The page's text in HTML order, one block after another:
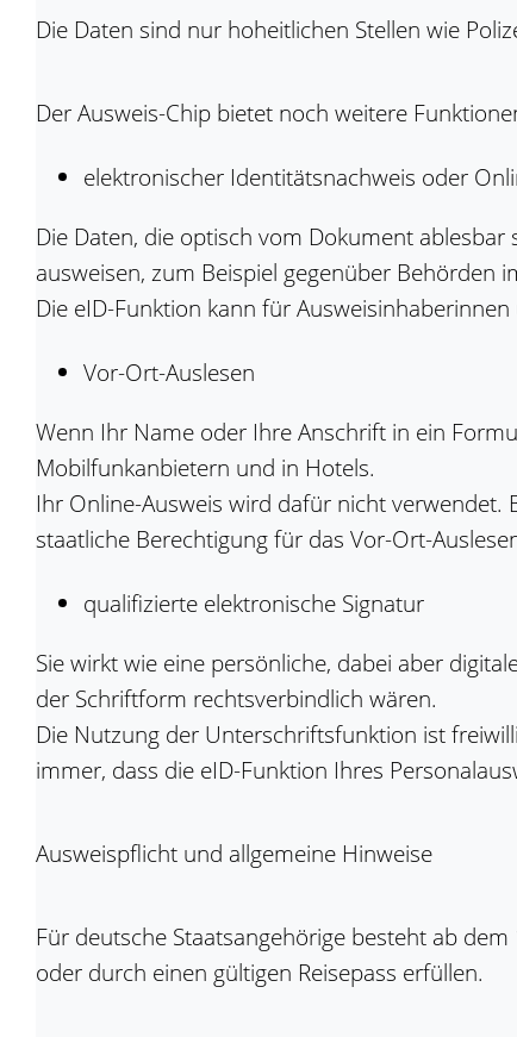
Die Daten sind nur hoheitlichen Stellen wie
Der Ausweis-Chip bietet noch weitere
elektronischer Identitätsnachweis oder
Die Daten, die optisch vom Dokument
ausweisen, zum Beispiel gegenüber Behörden
Die eID-Funktion kann für
Vor-Ort-Auslesen
Wenn Ihr Name oder Ihre Anschrift in ein
Mobilfunkanbietern und in Hotels.
Ihr Online-Ausweis wird dafür nicht
staatliche Berechtigung für das Vor-Ort-
qualifizierte elektronische Signatur
Sie wirkt wie eine persönliche, dabei aber
der Schriftform rechtsverbindlich wären.
Die Nutzung der Unterschriftsfunktion ist
immer, dass die eID-Funktion Ihres
Ausweispflicht und allgemeine Hinweise
Für deutsche Staatsangehörige besteht ab
oder durch einen gültigen Reisepass erfüllen.